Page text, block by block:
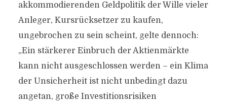
akkommodierenden Geldpolitik der Wille vieler
Anleger, Kursrücksetzer zu kaufen,
ungebrochen zu sein scheint, gelte dennoch:
„Ein stärkerer Einbruch der Aktienmärkte
kann nicht ausgeschlossen werden – ein Klima
der Unsicherheit ist nicht unbedingt dazu
angetan, große Investitionsrisiken